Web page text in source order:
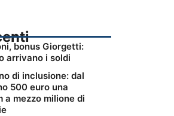
bonus Giorgetti:
arrivano i soldi
di inclusione: dal
500 euro una
a mezzo milione di